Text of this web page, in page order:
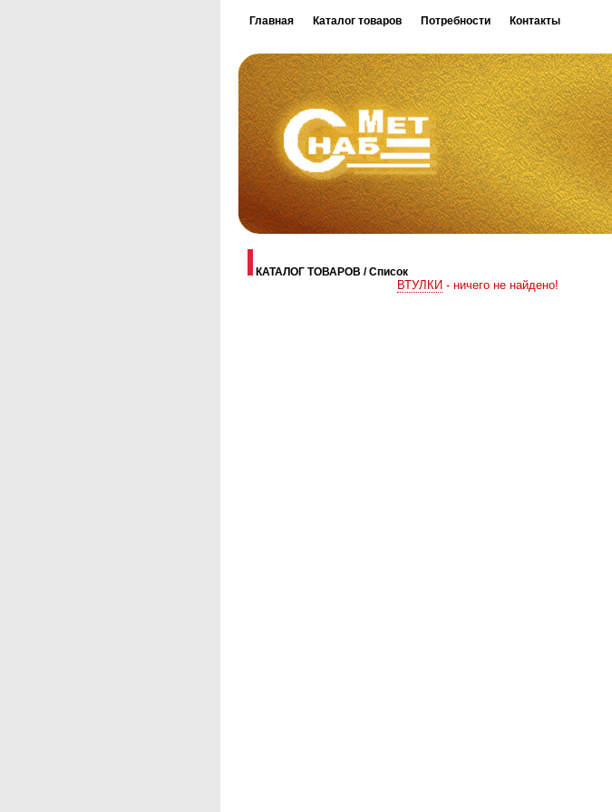
Главная Каталог товаров Потребности Контакты
КАТАЛОГ ТОВАРОВ / Список
ВТУЛКИ - ничего не найдено!